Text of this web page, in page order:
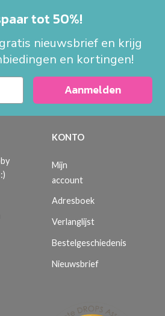
tot 50%!
nieuwsbrief en krijg
en kortingen!
Aanmelden
KONTO
Mijn
account
Adresboek
Verlanglijst
Bestelgeschiedenis
Nieuwsbrief